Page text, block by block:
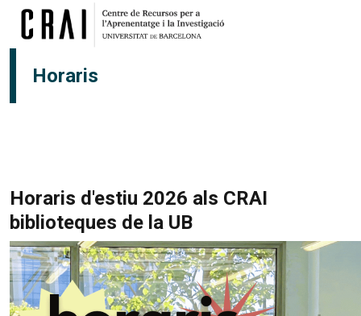
Vés al contingut
Horaris
Horaris d'estiu 2026 als CRAI
biblioteques de la UB